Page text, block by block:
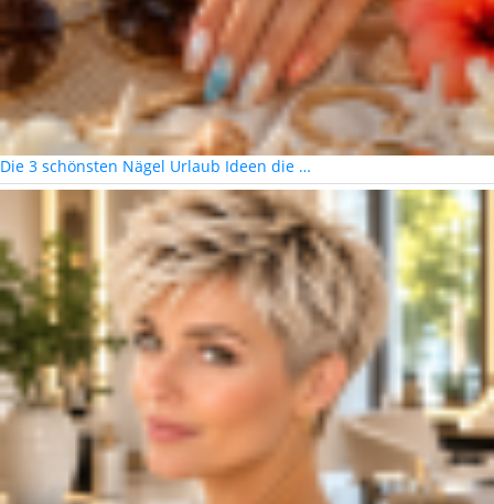
Die 3 schönsten Nägel Urlaub Ideen die …